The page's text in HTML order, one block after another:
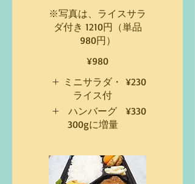
※写真は、ライスサラ
ダ付き 1210円（単品
980円）
¥980
ミニサラダ・
ライス付
¥230
ハンバーグ
300gに増量
¥330